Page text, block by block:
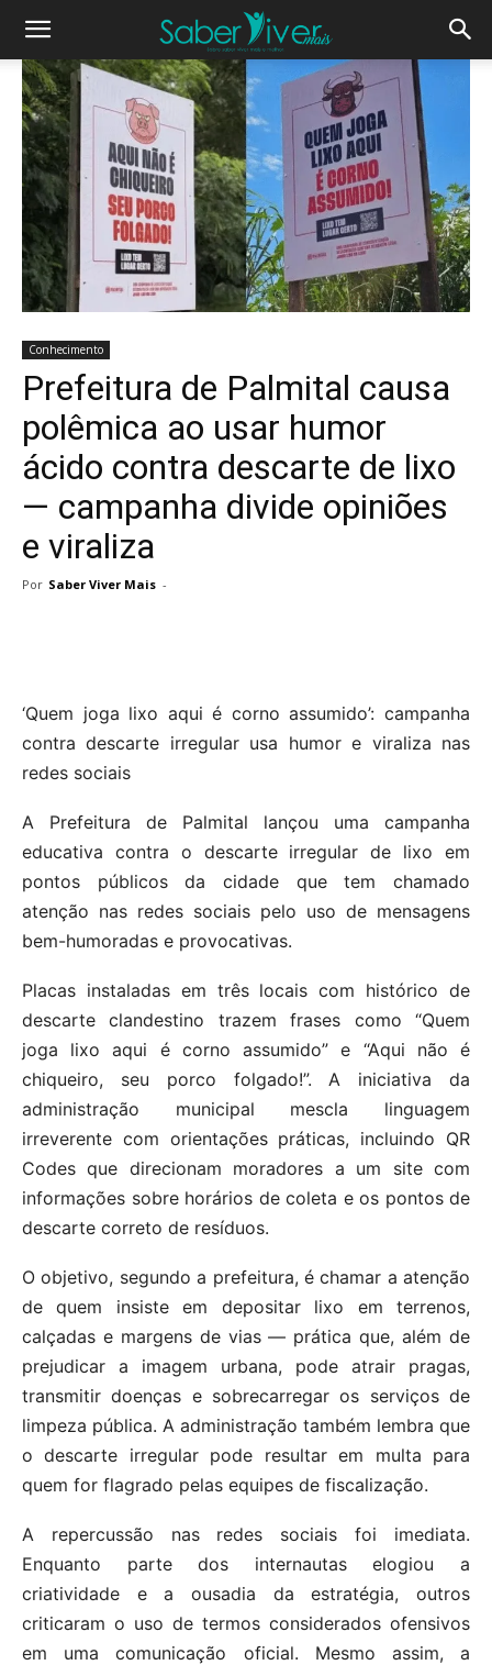
Conhecimento
Prefeitura de Palmital causa
polêmica ao usar humor
ácido contra descarte de lixo
— campanha divide opiniões
e viraliza
Por Saber Viver Mais -
‘Quem joga lixo aqui é corno assumido’: campanha
contra descarte irregular usa humor e viraliza nas
redes sociais
A Prefeitura de Palmital lançou uma campanha
educativa contra o descarte irregular de lixo em
pontos públicos da cidade que tem chamado
atenção nas redes sociais pelo uso de mensagens
bem-humoradas e provocativas.
Placas instaladas em três locais com histórico de
descarte clandestino trazem frases como “Quem
joga lixo aqui é corno assumido” e “Aqui não é
chiqueiro, seu porco folgado!”. A iniciativa da
administração municipal mescla linguagem
irreverente com orientações práticas, incluindo QR
Codes que direcionam moradores a um site com
informações sobre horários de coleta e os pontos de
descarte correto de resíduos.
O objetivo, segundo a prefeitura, é chamar a atenção
de quem insiste em depositar lixo em terrenos,
calçadas e margens de vias — prática que, além de
prejudicar a imagem urbana, pode atrair pragas,
transmitir doenças e sobrecarregar os serviços de
limpeza pública. A administração também lembra que
o descarte irregular pode resultar em multa para
quem for flagrado pelas equipes de fiscalização.
A repercussão nas redes sociais foi imediata.
Enquanto parte dos internautas elogiou a
criatividade e a ousadia da estratégia, outros
criticaram o uso de termos considerados ofensivos
em uma comunicação oficial. Mesmo assim, a